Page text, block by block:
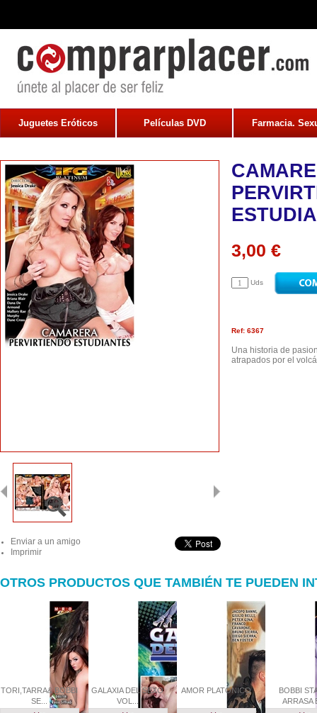
Juguetes Eróticos Películas DVD Farmacia.
Enviar a un amigo
Imprimir
3,00 €
Uds
Ref: 6367
Una historia de
atrapados por el
OTROS PRODUCTOS QUE TAMBIÉN TE PUEDEN
TORI,TARRA& BOBBI
SE...
GALAXIA DEL SEXO
VOL...
AMOR PLATONICO
BOBBI
ARRASA